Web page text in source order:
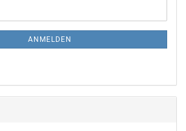
ANMELDEN